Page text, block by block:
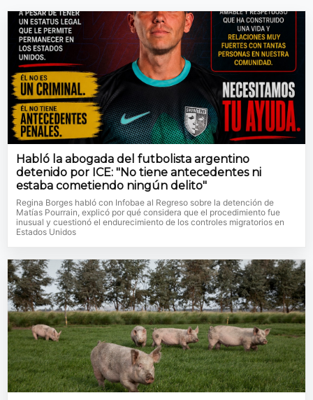
Habló la abogada del futbolista argentino
detenido por ICE: "No tiene antecedentes ni
estaba cometiendo ningún delito"
Regina Borges habló con Infobae al Regreso sobre la detención de
Matías Pourrain, explicó por qué considera que el procedimiento fue
inusual y cuestionó el endurecimiento de los controles migratorios en
Estados Unidos